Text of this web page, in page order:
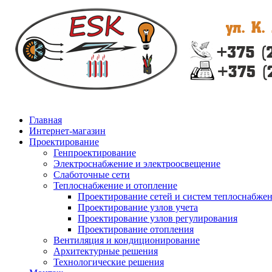
Главная
Интернет-магазин
Проектирование
Генпроектирование
Электроснабжение и электроосвещение
Слаботочные сети
Теплоснабжение и отопление
Проектирование сетей и систем
Проектирование узлов учета
Проектирование узлов регулирования
Проектирование отопления
Вентиляция и кондиционирование
Архитектурные решения
Технологические решения